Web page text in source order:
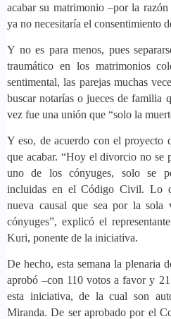
acabar su matrimonio –por la
ya no necesitaría el consentimiento
Y no es para menos, pues
traumático en los matrimonios
sentimental, las parejas muchas
buscar notarías o jueces de familia
vez fue una unión que “solo la
Y eso, de acuerdo con el proyecto
que acabar. “Hoy el divorcio no se
uno de los cónyuges, solo se
incluidas en el Código Civil. Lo
nueva causal que sea por la sola
cónyuges”, explicó el
Kuri, ponente de la iniciativa.
De hecho, esta semana la plenaria
aprobó –con 110 votos a favor y
esta iniciativa, de la cual son
Miranda. De ser aprobado por el